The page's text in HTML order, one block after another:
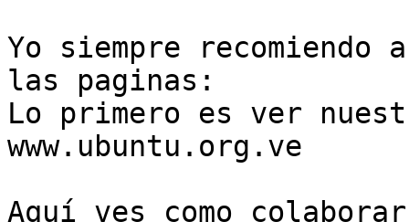
Yo siempre recomiendo
las paginas:
Lo primero es ver
www.ubuntu.org.ve